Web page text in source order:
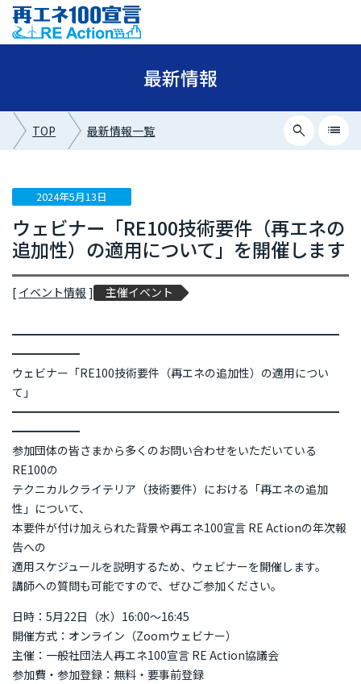
最新情報
TOP 最新情報一覧 search list
最新情報カテゴリー
ニュース
イベント情報
プレスリリース
再エネ100宣言 RE Action の最新情報
主催イベント
参加団体の最新情報
参加団体の取り組み
参加団体の方へのお知らせ
補助金などのお知らせ
2024年5月13日
ウェビナー「RE100技術要件（再エネの
追加性）の適用について」を開催します
[ イベント情報 ] 主催イベント
━━━━━━━━━━━━━━━━━━━━━━━━━━━━━
━━━━━━
ウェビナー「RE100技術要件（再エネの追加性）の適用につい
て」
━━━━━━━━━━━━━━━━━━━━━━━━━━━━━
━━━━━━
参加団体の皆さまから多くのお問い合わせをいただいている
RE100の
テクニカルクライテリア（技術要件）における「再エネの追加
性」について、
本要件が付け加えられた背景や再エネ100宣言 RE Actionの年次報
告への
適用スケジュールを説明するため、ウェビナーを開催します。
講師への質問も可能ですので、ぜひご参加ください。
日時：5月22日（水）16:00～16:45
開催方式：オンライン（Zoomウェビナー）
主催：一般社団法人再エネ100宣言 RE Action協議会
参加費・参加登録：無料・要事前登録